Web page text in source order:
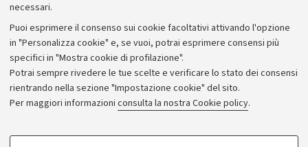
necessari.
Puoi esprimere il consenso sui cookie facoltativi attivando l'opzione
in "Personalizza cookie" e, se vuoi, potrai esprimere consensi più
specifici in "Mostra cookie di profilazione".
Potrai sempre rivedere le tue scelte e verificare lo stato dei consensi
rientrando nella sezione "Impostazione cookie" del sito.
Per maggiori informazioni consulta la nostra Cookie policy.
COOKIE DI PROFILAZIONE - FACOLTATIVI
Bandi, gare e concorsi
Albo online
Amministrazione trasparente
Atti di notifica
Informazioni sul sito e accessibilità
Dichiarazione di accessibilità